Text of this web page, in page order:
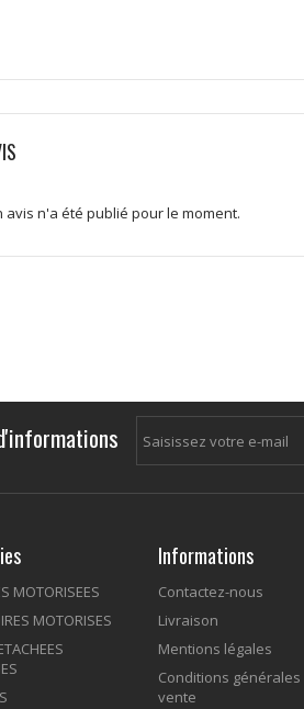
avis n'a été publié pour le moment.
MOTORISEES
MOTORISES
Informations
Contactez-nous
Livraison
Mentions légales
Conditions générales
vente